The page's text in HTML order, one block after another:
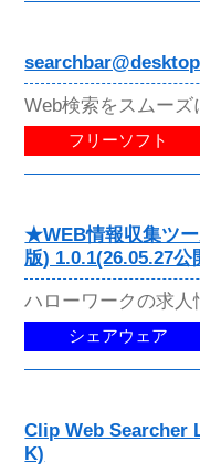
Web検索をスムーズ
フリーソフト
★WEB情報収集ツ
版) 1.0.1(26.05.27公
ハローワークの求
シェアウェア
Clip Web Searcher
K)